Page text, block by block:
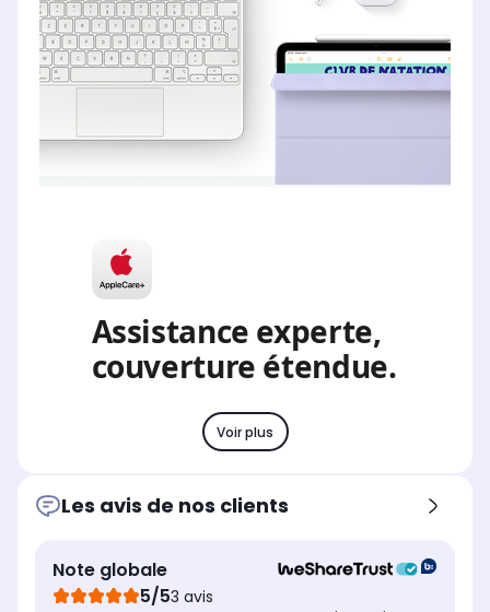
Voir plus
Les avis de nos clients
Note globale
5/53 avis